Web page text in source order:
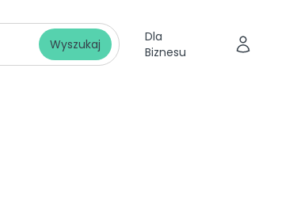
Wyszukaj
Dla
Biznesu